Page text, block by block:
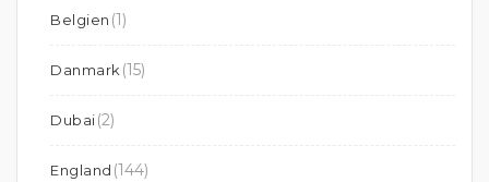
Belgien (1)
Danmark(15)
Dubai(2)
England (144)